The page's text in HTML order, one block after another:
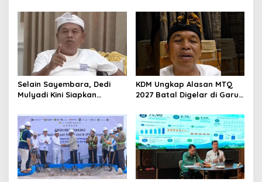
Bertambah, KDM: Kita
Identifikasi
Jadi Tuan Rumah
Selain Sayembara, Dedi
Mulyadi Kini Siapkan
Sebarkan Lokasi Penjualan
Narkotika
KDM Ungkap Alasan MTQ
2027 Batal Digelar di Garut,